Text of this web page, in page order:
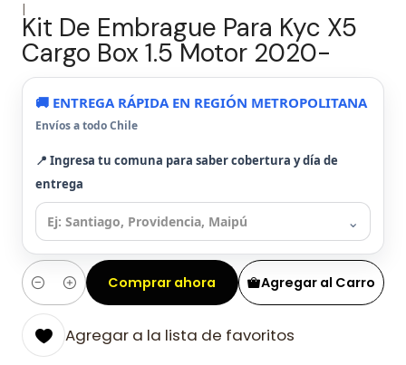
|
Kit De Embrague Para Kyc X5
Cargo Box 1.5 Motor 2020-
🚚 ENTREGA RÁPIDA EN REGIÓN METROPOLITANA
Envíos a todo Chile
📍 Ingresa tu comuna para saber cobertura y día de
entrega
⌄
Cantidad
Agregar al Carro
Comprar ahora
Agregar a la lista de favoritos